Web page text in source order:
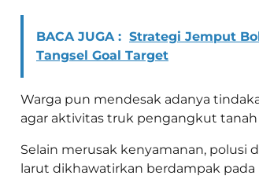
BACA JUGA : Strategi Jemput
Tangsel Goal Target
Warga pun mendesak adanya
agar aktivitas truk pengangkut
Selain merusak kenyamanan, polusi
larut dikhawatirkan berdampak pada